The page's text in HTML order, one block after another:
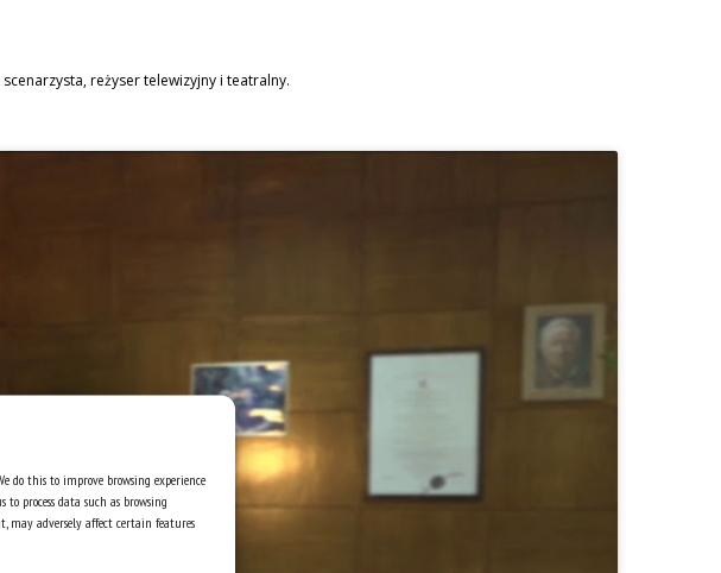
do this to improve browsing experience
process data such as browsing
may adversely affect certain features
reżyser telewizyjny i teatralny.